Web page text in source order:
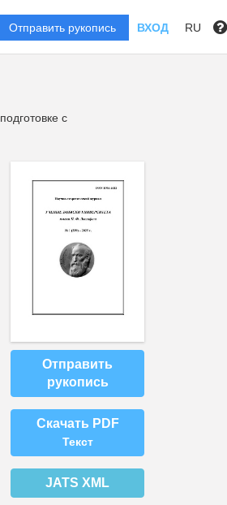
Отправить рукопись ВХОД RU
с
Отправить
рукопись
Скачать PDF
Текст
JATS XML